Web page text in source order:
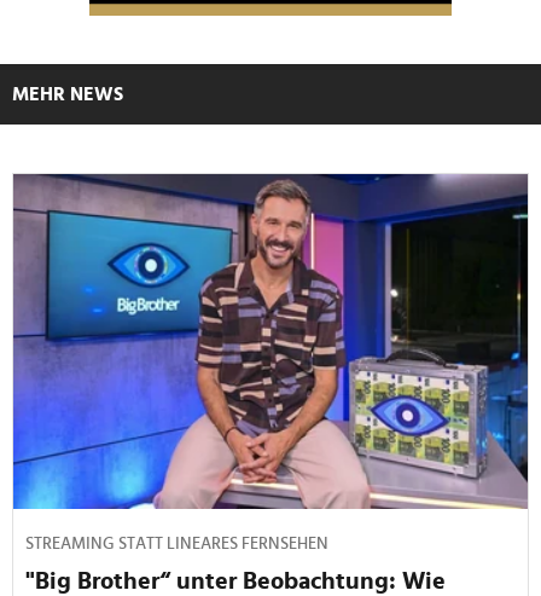
MEHR NEWS
STREAMING STATT LINEARES FERNSEHEN
"Big Brother“ unter Beobachtung: Wie